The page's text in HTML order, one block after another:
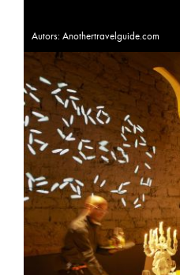
Autors: Anothertravelguide.com